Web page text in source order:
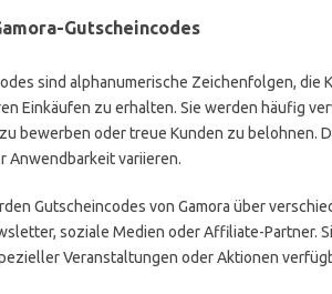
Gutscheincodes
sind alphanumerische Zeichenfolgen, die
Einkäufen zu erhalten. Sie werden häufig
bewerben oder treue Kunden zu belohnen.
Anwendbarkeit variieren.
Gutscheincodes von Gamora über
soziale Medien oder Affiliate-Partner.
Veranstaltungen oder Aktionen